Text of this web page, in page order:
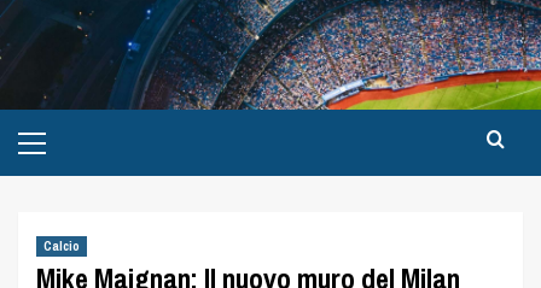
Calcio
Mike Maignan: Il nuovo muro del Milan